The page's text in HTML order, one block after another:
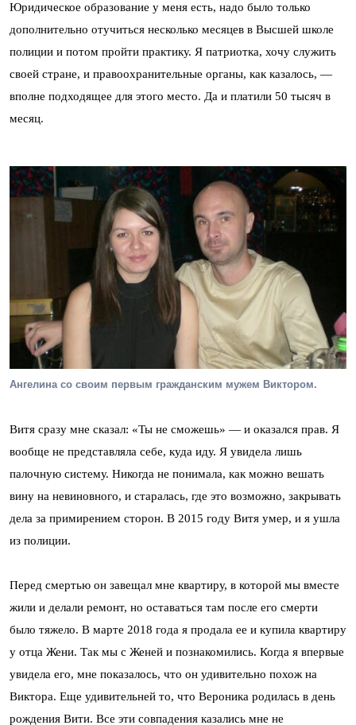
Юридическое образование у меня есть, надо было только
дополнительно отучиться несколько месяцев в Высшей школе
полиции и потом пройти практику. Я патриотка, хочу служить
своей стране, и правоохранительные органы, как казалось, —
вполне подходящее для этого место. Да и платили 50 тысяч в
месяц.
Ангелина со своим первым гражданским мужем Виктором.
Витя сразу мне сказал: «Ты не сможешь» — и оказался прав. Я
вообще не представляла себе, куда иду. Я увидела лишь
палочную систему. Никогда не понимала, как можно вешать
вину на невиновного, и старалась, где это возможно, закрывать
дела за примирением сторон. В 2015 году Витя умер, и я ушла
из полиции.
Перед смертью он завещал мне квартиру, в которой мы вместе
жили и делали ремонт, но оставаться там после его смерти
было тяжело. В марте 2018 года я продала ее и купила квартиру
у отца Жени. Так мы с Женей и познакомились. Когда я впервые
увидела его, мне показалось, что он удивительно похож на
Виктора. Еще удивительней то, что Вероника родилась в день
рождения Вити. Все эти совпадения казались мне не